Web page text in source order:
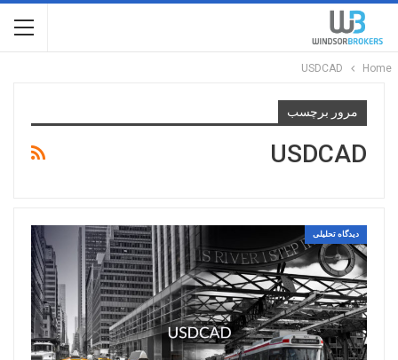
Home
USDCAD
مرور برچسب
USDCAD
دیدگاه تحلیلی